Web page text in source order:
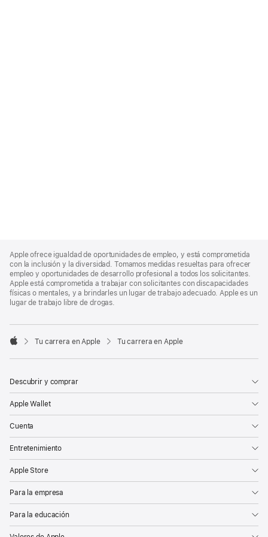
Footer
Apple ofrece igualdad de oportunidades de empleo, y está comprometida
con la inclusión y la diversidad. Tomamos medidas resueltas para ofrecer
empleo y oportunidades de desarrollo profesional a todos los solicitantes.
Apple está comprometida a trabajar con solicitantes con discapacidades
físicas o mentales, y a brindarles un lugar de trabajo adecuado. Apple es un
lugar de trabajo libre de drogas.

Tu carrera en Apple Tu carrera en Apple
Descubrir y comprar
Apple Wallet
Cuenta
Entretenimiento
Apple Store
Para la empresa
Para la educación